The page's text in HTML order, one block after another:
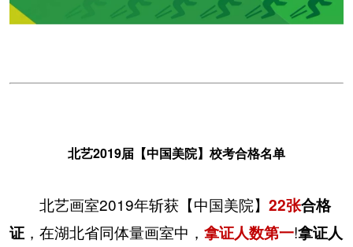
北艺2019届【中国美院】校考合格名单
北艺画室2019年斩获【中国美院】 22张合格
证，在湖北省同体量画室中， 拿证人数第一!拿证人